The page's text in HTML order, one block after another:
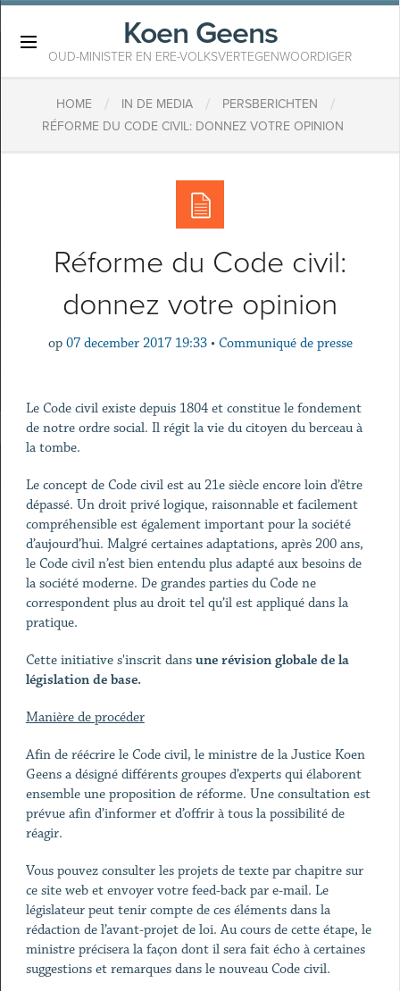
Koen Geens
OUD-MINISTER EN ERE-VOLKSVERTEGENWOORDIGER
HOME / IN DE MEDIA / PERSBERICHTEN /
RÉFORME DU CODE CIVIL: DONNEZ VOTRE OPINION
Réforme du Code civil:
donnez votre opinion
op 07 december 2017 19:33 • Communiqué de presse
Le Code civil existe depuis 1804 et constitue le fondement
de notre ordre social. Il régit la vie du citoyen du berceau à
la tombe.
Le concept de Code civil est au 21e siècle encore loin d’être
dépassé. Un droit privé logique, raisonnable et facilement
compréhensible est également important pour la société
d’aujourd’hui. Malgré certaines adaptations, après 200 ans,
le Code civil n’est bien entendu plus adapté aux besoins de
la société moderne. De grandes parties du Code ne
correspondent plus au droit tel qu’il est appliqué dans la
pratique.
Cette initiative s'inscrit dans une révision globale de la
législation de base.
Manière de procéder
Afin de réécrire le Code civil, le ministre de la Justice Koen
Geens a désigné différents groupes d’experts qui élaborent
ensemble une proposition de réforme. Une consultation est
prévue afin d’informer et d’offrir à tous la possibilité de
réagir.
Vous pouvez consulter les projets de texte par chapitre sur
ce site web et envoyer votre feed-back par e-mail. Le
législateur peut tenir compte de ces éléments dans la
rédaction de l’avant-projet de loi. Au cours de cette étape, le
ministre précisera la façon dont il sera fait écho à certaines
suggestions et remarques dans le nouveau Code civil.